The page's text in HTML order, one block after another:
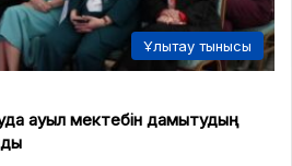
Ұлытау тынысы
ауыл мектебін дамытудың